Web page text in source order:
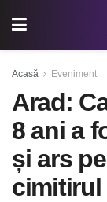
Acasă Eveniment
Arad:
8 ani a
și ars
cimitirul